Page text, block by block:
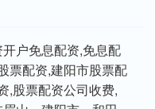
户免息配资,免息配
票配资,建阳市股票配
,股票配资公司收费,